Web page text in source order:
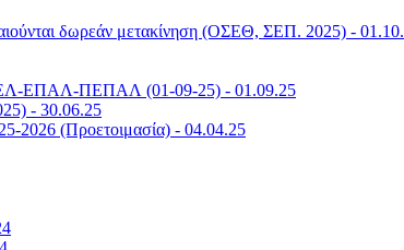
δωρεάν μετακίνηση (ΟΣΕΘ, ΣΕΠ. 2025) -
ΓΕΛ-ΕΠΑΛ-ΠΕΠΑΛ (01-09-25) - 01.09.25
- 30.06.25
2026 (Προετοιμασία) - 04.04.25